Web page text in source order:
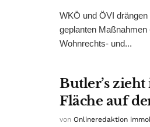
WKÖ und ÖVI
geplanten
Wohnrechts- und...
Butler’s
Fläche auf
von Onlineredaktion